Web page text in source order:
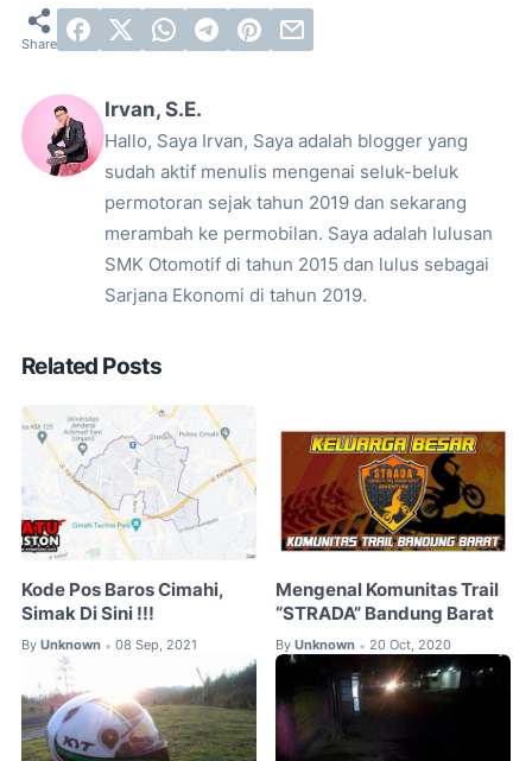
Irvan, S.E.
Hallo, Saya Irvan, Saya adalah blogger yang
sudah aktif menulis mengenai seluk-beluk
permotoran sejak tahun 2019 dan sekarang
merambah ke permobilan. Saya adalah lulusan
SMK Otomotif di tahun 2015 dan lulus sebagai
Sarjana Ekonomi di tahun 2019.
Related Posts
Kode Pos Baros Cimahi,
Simak Di Sini !!!
By Unknown • 08 Sep, 2021
Mengenal Komunitas Trail
“STRADA” Bandung Barat
By Unknown • 20 Oct, 2020